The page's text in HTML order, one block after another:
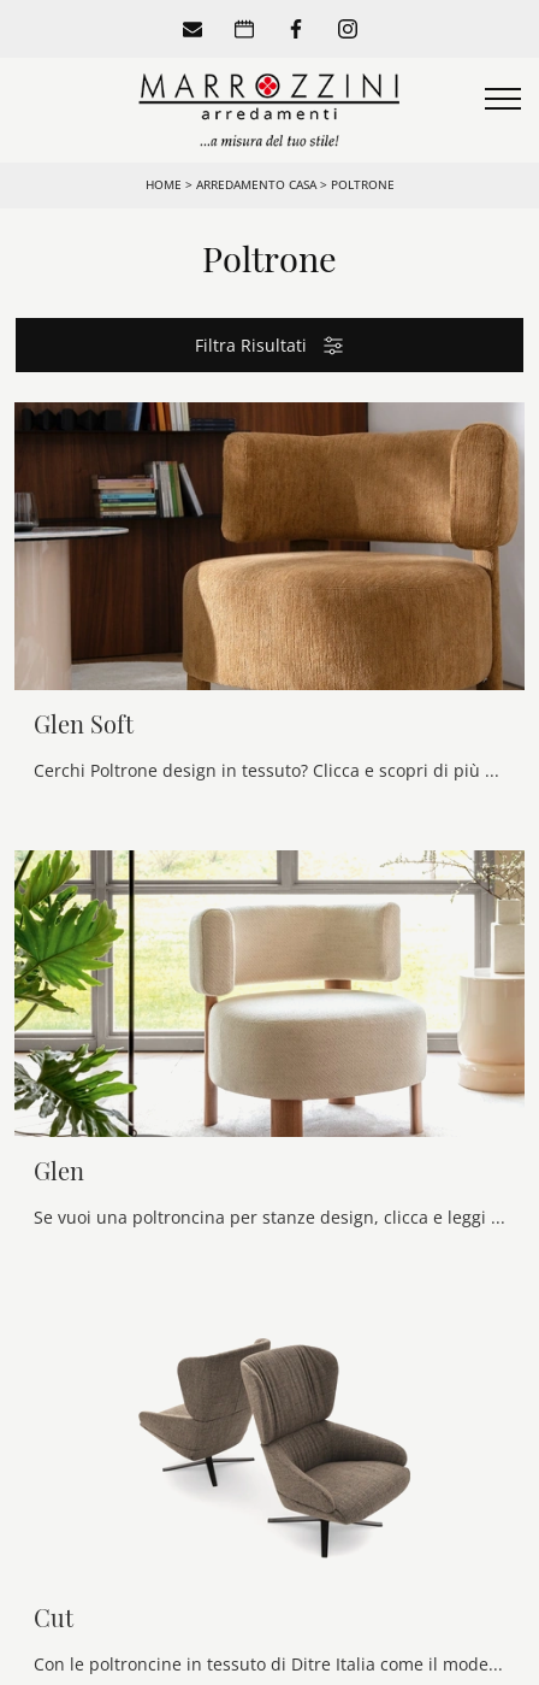
HOME > ARREDAMENTO CASA > POLTRONE
Poltrone
Filtra Risultati
Glen Soft
Cerchi Poltrone design in tessuto? Clicca e scopri di più sul modello Glen Soft di Calligaris.
Glen
Se vuoi una poltroncina per stanze design, clicca e leggi di più sul modello Glen in tessuto dell'azienda Calligaris.
Cut
Con le poltroncine in tessuto di Ditre Italia come il modello Cut potrai ultimare il tuo concept d'arredo.